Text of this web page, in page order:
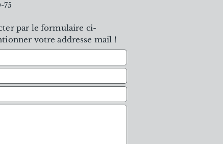
75
par le formulaire ci-
votre addresse mail !